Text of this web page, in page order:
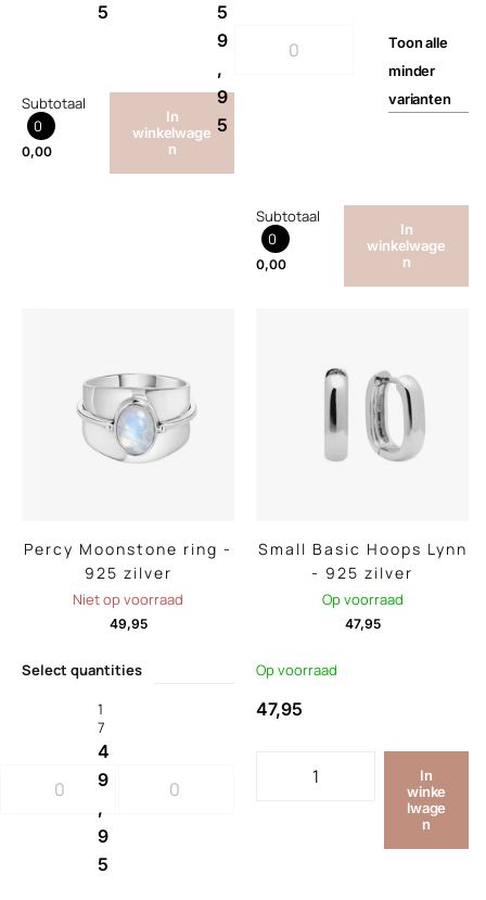
5
Subtotaal
0
0,00
In
winkelwage
n
5
9
,
9
5
Toonalle
minder
varianten
Subtotaal
0
0,00
In
winkelwage
n
Percy Moonstone ring -
925 zilver
Niet op voorraad
49,95
Select quantities
1
7
4
9
,
9
5
Small Basic Hoops Lynn
- 925 zilver
Op voorraad
47,95
Op voorraad
47,95
In
winke
lwage
n